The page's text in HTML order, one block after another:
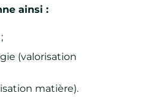
ainsi :
(valorisation
matière).